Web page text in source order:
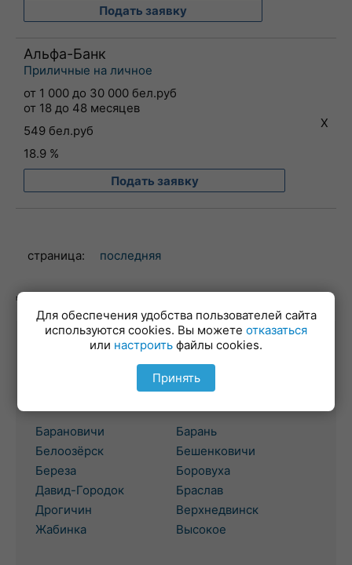
Подать заявку
Альфа-Банк
Приличные на личное
от 1 000 до 30 000 бел.руб
от 18 до 48 месяцев
549 бел.руб
18.9 %
Подать заявку
X
страница: последняя
могут появиться доп. результаты, если Вы укажете "особые обстоятельства"
Выбор региона для поиска
потребительского кредита
Барановичи
Белоозёрск
Береза
Давид-Городок
Дрогичин
Жабинка
Барань
Бешенковичи
Боровуха
Браслав
Верхнедвинск
Высокое
Для обеспечения удобства пользователей сайта
используются cookies. Вы можете отказаться
или настроить файлы cookies.
Принять